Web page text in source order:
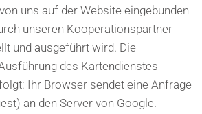
uns auf der Website eingebunden
unseren Kooperationspartner
und ausgeführt wird. Die
des Kartendienstes
Ihr Browser sendet eine Anfrage
an den Server von Google.